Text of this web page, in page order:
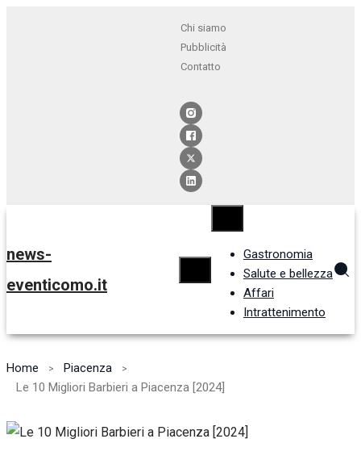
Chi siamo
Pubblicità
Contatto
news-
eventicomo.it
Gastronomia
Salute e bellezza
Affari
Intrattenimento
Home
Piacenza
Le 10 Migliori Barbieri a Piacenza [2024]